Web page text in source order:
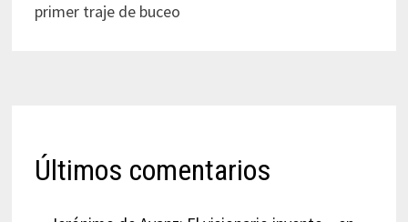
primer traje de buceo
Últimos comentarios